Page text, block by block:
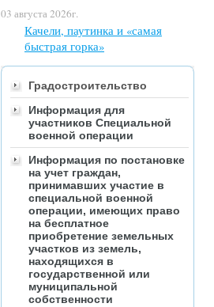
03 августа 2026г.
Качели, паутинка и «самая
быстрая горка»
Градостроительство
Информация для
участников Специальной
военной операции
Информация по постановке
на учет граждан,
принимавших участие в
специальной военной
операции, имеющих право
на бесплатное
приобретение земельных
участков из земель,
находящихся в
государственной или
муниципальной
собственности